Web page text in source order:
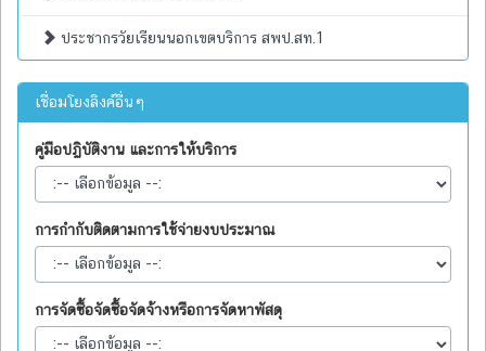
ประชากรวัยเรียนนอกเขตบริการ สพป.สท.1
เชื่อมโยงลิงค์อื่นๆ
คู่มือปฏิบัติงาน และการให้บริการ
การกำกับติดตามการใช้จ่ายงบประมาณ
การจัดซื้อจัดซื้อจัดจ้างหรือการจัดหาพัสดุ